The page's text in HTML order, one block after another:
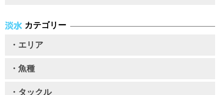
カテゴリー
・エリア
・魚種
・タックル